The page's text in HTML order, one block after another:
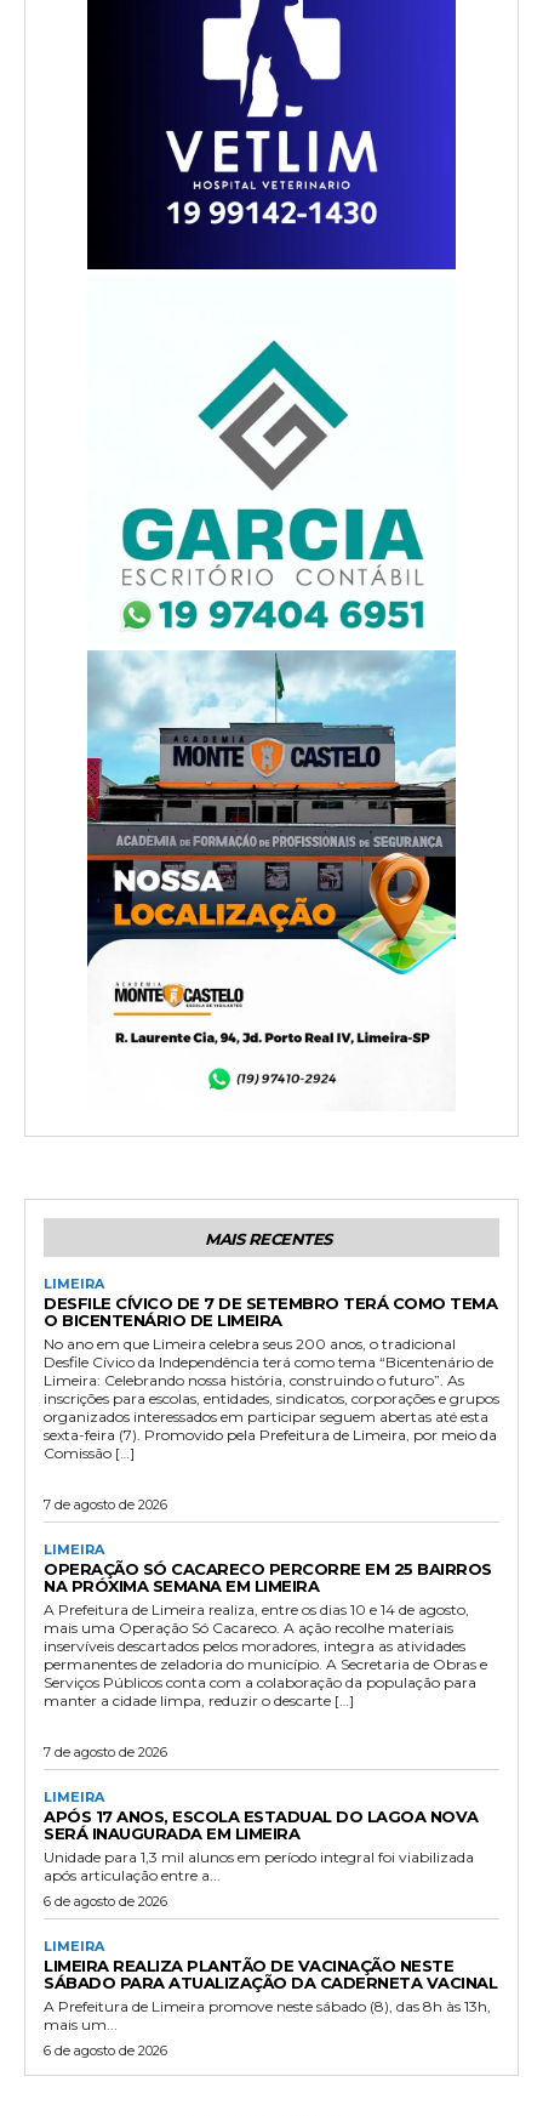
MAIS RECENTES
LIMEIRA
DESFILE CÍVICO DE 7 DE SETEMBRO TERÁ COMO TEMA
O BICENTENÁRIO DE LIMEIRA
No ano em que Limeira celebra seus 200 anos, o tradicional
Desfile Cívico da Independência terá como tema “Bicentenário de
Limeira: Celebrando nossa história, construindo o futuro”. As
inscrições para escolas, entidades, sindicatos, corporações e grupos
organizados interessados em participar seguem abertas até esta
sexta-feira (7). Promovido pela Prefeitura de Limeira, por meio da
Comissão […]
7 de agosto de 2026
LIMEIRA
OPERAÇÃO SÓ CACARECO PERCORRE EM 25 BAIRROS
NA PRÓXIMA SEMANA EM LIMEIRA
A Prefeitura de Limeira realiza, entre os dias 10 e 14 de agosto,
mais uma Operação Só Cacareco. A ação recolhe materiais
inservíveis descartados pelos moradores, integra as atividades
permanentes de zeladoria do município. A Secretaria de Obras e
Serviços Públicos conta com a colaboração da população para
manter a cidade limpa, reduzir o descarte […]
7 de agosto de 2026
LIMEIRA
APÓS 17 ANOS, ESCOLA ESTADUAL DO LAGOA NOVA
SERÁ INAUGURADA EM LIMEIRA
Unidade para 1,3 mil alunos em período integral foi viabilizada
após articulação entre a...
6 de agosto de 2026
LIMEIRA
LIMEIRA REALIZA PLANTÃO DE VACINAÇÃO NESTE
SÁBADO PARA ATUALIZAÇÃO DA CADERNETA VACINAL
A Prefeitura de Limeira promove neste sábado (8), das 8h às 13h,
mais um...
6 de agosto de 2026